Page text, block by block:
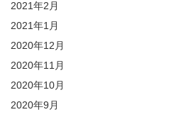
2021年2月
2021年1月
2020年12月
2020年11月
2020年10月
2020年9月